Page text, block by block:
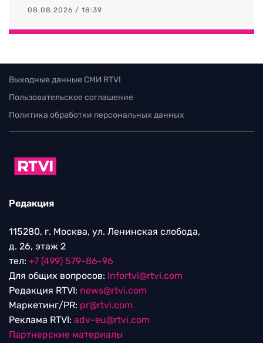
08.08.2026 / 18:39
Выходные данные СМИ RTVI
Пользовательское соглашение
Политика обработки персональных данных
Редакция
115280, г. Москва, ул. Ленинская слобода,
д. 26, этаж 2
тел: +7 (499) 579-86-96
Для общих вопросов: Infortvi@rtvi.com
Редакция RTVI: news@rtvi.com
Маркетинг/PR: pr@rtvi.com
Реклама RTVI: adv-eu@rtvi.com
Партнерские материалы